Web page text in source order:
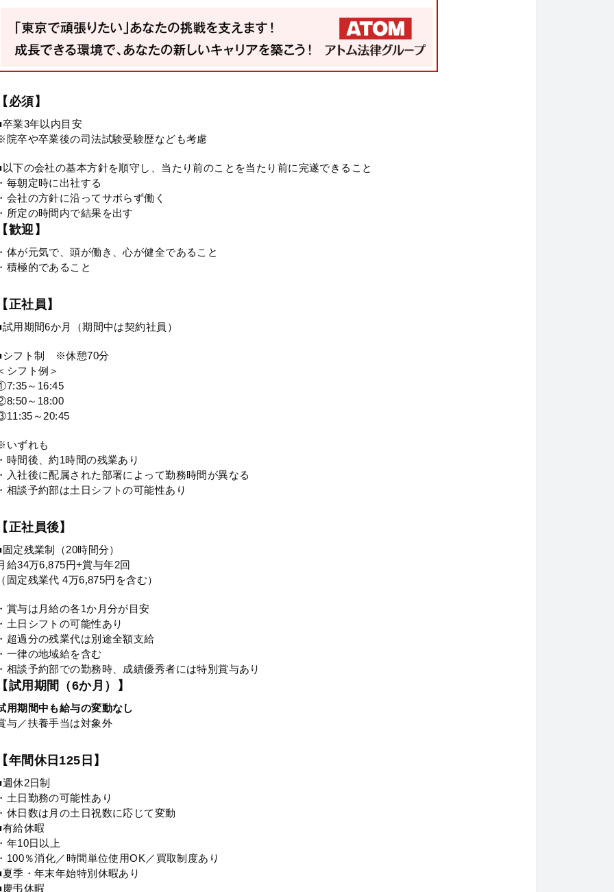
必須】
卒業3年以内目安
院卒や卒業後の司法試験受験歴なども考慮
以下の会社の基本方針を順守し、当たり前のことを当たり前に完遂できること
毎朝定時に出社する
会社の方針に沿ってサボらず働く
所定の時間内で結果を出す
歓迎】
体が元気で、頭が働き、心が健全であること
積極的であること
正社員】
試用期間6か月（期間中は契約社員）
シフト制 ※休憩70分
シフト例＞
～16:45
～18:00
～20:45
いずれも
時間後、約1時間の残業あり
入社後に配属された部署によって勤務時間が異なる
相談予約部は土日シフトの可能性あり
正社員後】
定残業制（20時間分）
給34万6,875円+賞与年2回
固定残業代 4万6,875円を含む）
賞与は月給の各1か月分が目安
土日シフトの可能性あり
超過分の残業代は別途全額支給
一律の地域給を含む
相談予約部での勤務時、成績優秀者には特別賞与あり
試用期間（6か月）】
用期間中も給与の変動なし
与／扶養手当は対象外
年間休日125日】
休2日制
土日勤務の可能性あり
休日数は月の土日祝数に応じて変動
有給休暇
年10日以上
100％消化／時間単位使用OK／買取制度あり
夏季・年末年始特別休暇あり
慶弔休暇